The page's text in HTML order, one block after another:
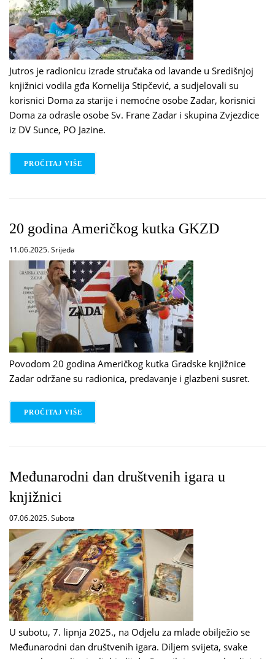
Jutros je radionicu izrade stručaka od lavande u Središnjoj
knjižnici vodila gđa Kornelija Stipčević, a sudjelovali su
korisnici Doma za starije i nemoćne osobe Zadar, korisnici
Doma za odrasle osobe Sv. Frane Zadar i skupina Zvjezdice
iz DV Sunce, PO Jazine.
PROČITAJ VIŠE
20 godina Američkog kutka GKZD
11.06.2025. Srijeda
Povodom 20 godina Američkog kutka Gradske knjižnice
Zadar održane su radionica, predavanje i glazbeni susret.
PROČITAJ VIŠE
Međunarodni dan društvenih igara u
knjižnici
07.06.2025. Subota
U subotu, 7. lipnja 2025., na Odjelu za mlade obilježio se
Međunarodni dan društvenih igara. Diljem svijeta, svake